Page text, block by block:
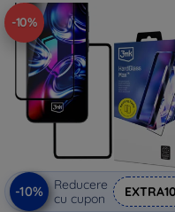
-10%
-10%
Reducere
cu cupon
EXTRA10